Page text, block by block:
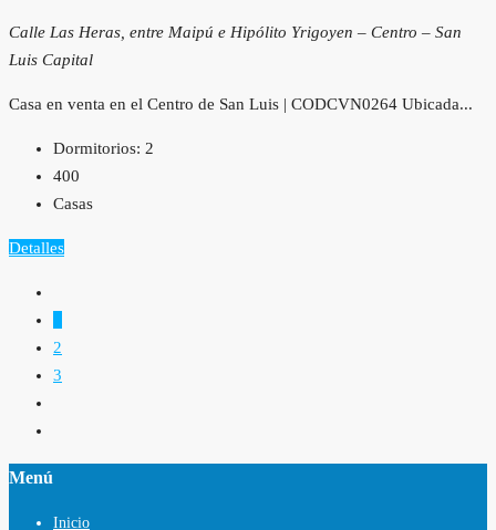
Calle Las Heras, entre Maipú e Hipólito Yrigoyen – Centro – San
Luis Capital
Casa en venta en el Centro de San Luis | CODCVN0264 Ubicada...
Dormitorios: 2
400
Casas
Detalles
2
3
Menú
Inicio